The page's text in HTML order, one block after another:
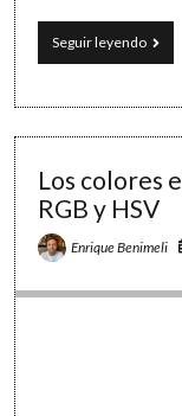
Seguir leyendo«El
juego
Los colores
RGB y HSV
Enrique Benimeli